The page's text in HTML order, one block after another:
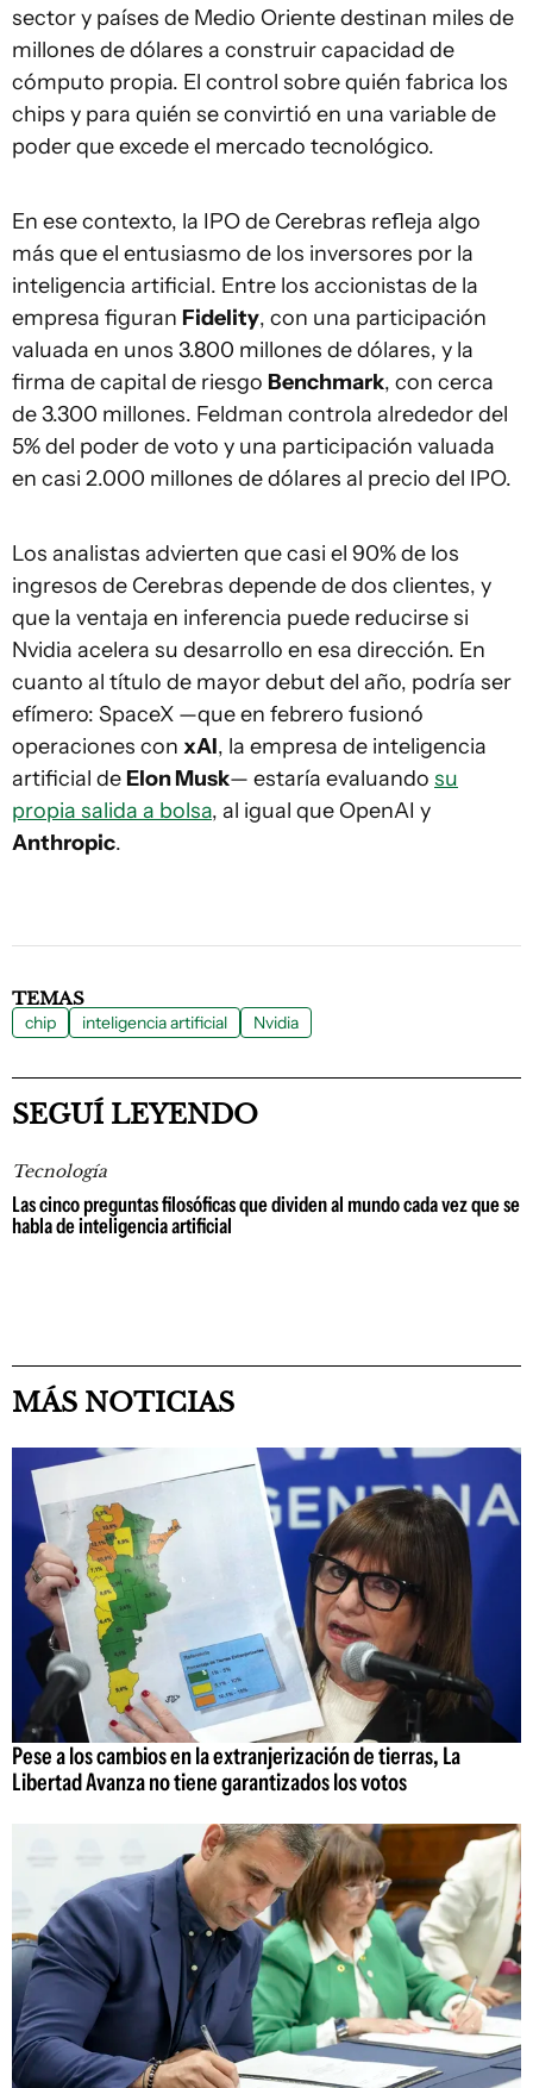
sector y países de Medio Oriente destinan miles de
millones de dólares a construir capacidad de
cómputo propia. El control sobre quién fabrica los
chips y para quién se convirtió en una variable de
poder que excede el mercado tecnológico.
En ese contexto, la IPO de Cerebras refleja algo
más que el entusiasmo de los inversores por la
inteligencia artificial. Entre los accionistas de la
empresa figuran Fidelity, con una participación
valuada en unos 3.800 millones de dólares, y la
firma de capital de riesgo Benchmark, con cerca
de 3.300 millones. Feldman controla alrededor del
5% del poder de voto y una participación valuada
en casi 2.000 millones de dólares al precio del IPO.
Los analistas advierten que casi el 90% de los
ingresos de Cerebras depende de dos clientes, y
que la ventaja en inferencia puede reducirse si
Nvidia acelera su desarrollo en esa dirección. En
cuanto al título de mayor debut del año, podría ser
efímero: SpaceX —que en febrero fusionó
operaciones con xAI, la empresa de inteligencia
artificial de Elon Musk— estaría evaluando su
propia salida a bolsa, al igual que OpenAI y
Anthropic.
TEMAS
chip inteligencia artificial Nvidia
SEGUÍ LEYENDO
Tecnología
Las cinco preguntas filosóficas que dividen al mundo cada vez que se
habla de inteligencia artificial
MÁS NOTICIAS
Pese a los cambios en la extranjerización de tierras, La
Libertad Avanza no tiene garantizados los votos